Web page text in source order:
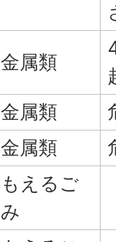
金属類
金属類
金属類
もえるご
み